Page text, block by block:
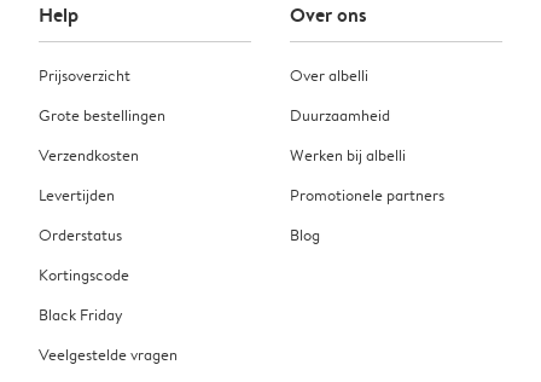
Help
Prijsoverzicht
Grote bestellingen
Verzendkosten
Levertijden
Orderstatus
Kortingscode
Black Friday
Veelgestelde vragen
Over ons
Over albelli
Duurzaamheid
Werken bij albelli
Promotionele partners
Blog